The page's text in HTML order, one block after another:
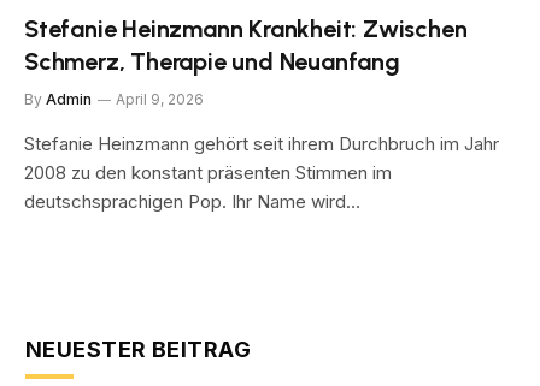
Stefanie Heinzmann Krankheit: Zwischen
Schmerz, Therapie und Neuanfang
By Admin April 9, 2026
Stefanie Heinzmann gehört seit ihrem Durchbruch im Jahr
2008 zu den konstant präsenten Stimmen im
deutschsprachigen Pop. Ihr Name wird…
NEUESTER BEITRAG